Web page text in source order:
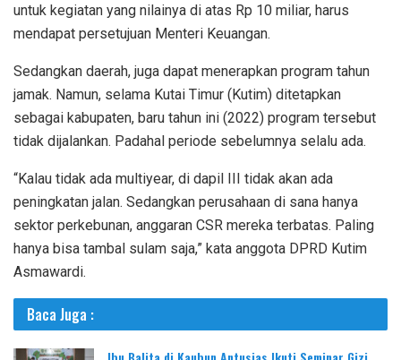
untuk kegiatan yang nilainya di atas Rp 10 miliar, harus
mendapat persetujuan Menteri Keuangan.
Sedangkan daerah, juga dapat menerapkan program tahun
jamak. Namun, selama Kutai Timur (Kutim) ditetapkan
sebagai kabupaten, baru tahun ini (2022) program tersebut
tidak dijalankan. Padahal periode sebelumnya selalu ada.
“Kalau tidak ada multiyear, di dapil III tidak akan ada
peningkatan jalan. Sedangkan perusahaan di sana hanya
sektor perkebunan, anggaran CSR mereka terbatas. Paling
hanya bisa tambal sulam saja,” kata anggota DPRD Kutim
Asmawardi.
Baca Juga :